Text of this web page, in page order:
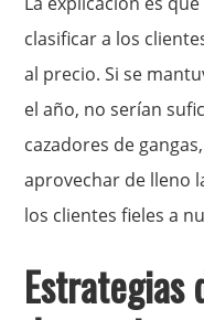
clasificar a los
al precio. Si se
el año, no serían
cazadores de
aprovechar de lleno
los clientes fieles a
Estrategias